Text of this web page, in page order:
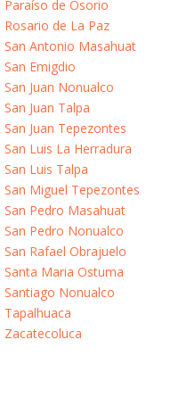
Paraíso de Osorio
Rosario de La Paz
San Antonio Masahuat
San Emigdio
San Juan Nonualco
San Juan Talpa
San Juan Tepezontes
San Luis La Herradura
San Luis Talpa
San Miguel Tepezontes
San Pedro Masahuat
San Pedro Nonualco
San Rafael Obrajuelo
Santa Maria Ostuma
Santiago Nonualco
Tapalhuaca
Zacatecoluca